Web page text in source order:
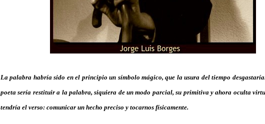
La palabra habría sido en el principio un símbolo mágico, que la usura del tiempo
poeta sería restituir a la palabra, siquiera de un modo parcial, su primitiva y ahora oculta
tendría el verso: comunicar un hecho preciso y tocarnos físicamente.